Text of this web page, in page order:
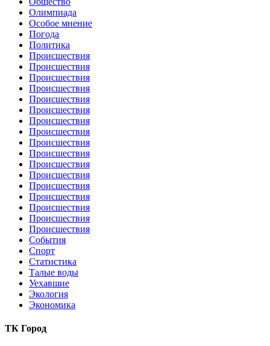
Олимпиада
Особое мнение
Погода
Политика
Происшествия
Происшествия
Происшествия
Происшествия
Происшествия
Происшествия
Происшествия
Происшествия
Происшествия
Происшествия
Происшествия
Происшествия
Происшествия
Происшествия
Происшествия
Происшествия
Происшествия
События
Спорт
Статистика
Талые воды
Уехавшие
Экология
Экономика
ТК Город